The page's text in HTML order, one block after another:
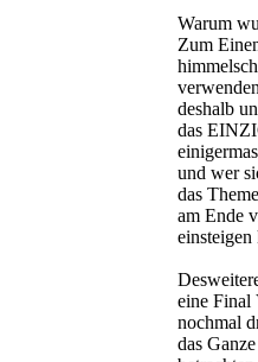
Warum
Zum
deshalb
das
und wer
das
am Ende
einsteigen
eine Final
nochmal
das